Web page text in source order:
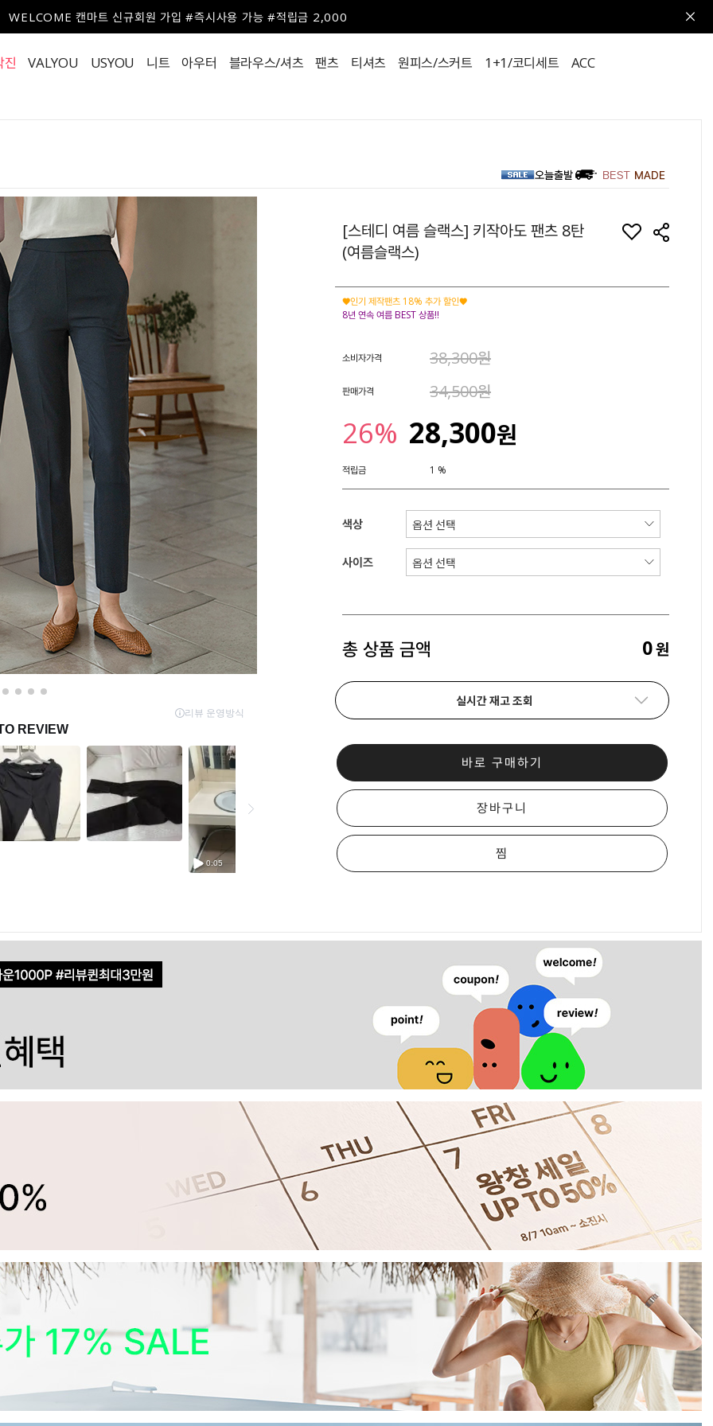
WELCOME 캔마트 신규회원 가입 #즉시사용 가능 #적립금 2,000
진 VALYOU USYOU 니트 아우터 블라우스/셔츠 팬츠 티셔츠 원피스/스커트 1+1/코디세트 ACC
[스테디 여름 슬랙스] 키작아도 팬츠 8탄
(여름슬랙스)
♥인기 제작팬츠 18% 추가 할인♥
8년 연속 여름 BEST 상품!!
소비자가격 38,300원
판매가격 34,500원
26% 28,300원
적립금 1 %
색상
사이즈
총 상품 금액 0원
실시간 재고 조회
바로 구매하기
장바구니
찜